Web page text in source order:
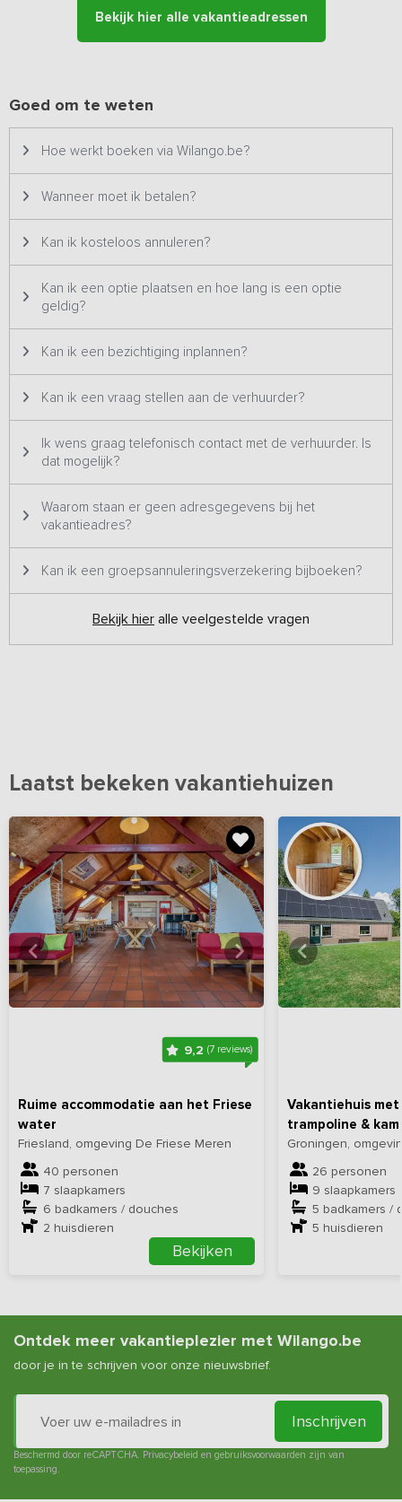
op het terras en geniet van een afstandje mee!
platform. Het betreft hetzelfde vakantieadres met dezelfde foto's
& prijzen en wordt dus ook altijd aan één groep tegelijk verhuurd.
Bekijk hier alle vakantieadressen
Goed om te weten
Hoe werkt boeken via Wilango.be?
Wanneer moet ik betalen?
Kan ik kosteloos annuleren?
Kan ik een optie plaatsen en hoe lang is een optie
geldig?
Kan ik een bezichtiging inplannen?
Kan ik een vraag stellen aan de verhuurder?
Ik wens graag telefonisch contact met de verhuurder. Is
dat mogelijk?
Waarom staan er geen adresgegevens bij het
vakantieadres?
Kan ik een groepsannuleringsverzekering bijboeken?
Bekijk hier alle veelgestelde vragen
Laatst bekeken vakantiehuizen
9,2(7 reviews)
Ruime accommodatie aan het Friese
water
Friesland, omgeving De Friese Meren
40 personen
7 slaapkamers
6 badkamers / douches
2 huisdieren
Bekijken
Bekijkhier alle foto's
Vakantiehuis
trampoline &
Groningen,
26 personen
9 slaapkamers
5 badkamers /
5 huisdieren
Bekijk
Ontdek meer vakantieplezier met Wilango.be
door je in te schrijven voor onze nieuwsbrief.
Inschrijven
Beschermd door reCAPTCHA. Privacybeleid en gebruiksvoorwaarden zijn van
toepassing.